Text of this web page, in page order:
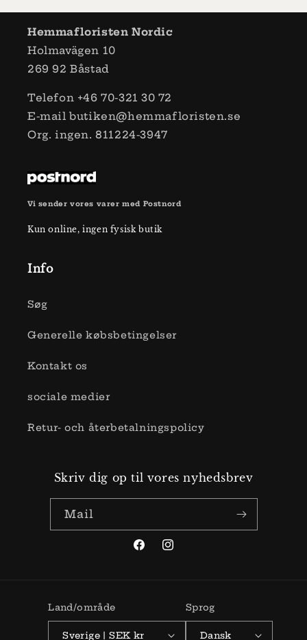
Hemmafloristen Nordic
Holmavägen 10
269 ​​92 Båstad
Telefon +46 70-321 30 72
E-mail butiken@hemmafloristen.se
Org. ingen. 811224-3947
Vi sender vores varer med Postnord
Kun online, ingen fysisk butik
Info
Søg
Generelle købsbetingelser
Kontakt os
sociale medier
Retur- och återbetalningspolicy
Skriv dig op til vores nyhedsbrev
Mail
FacebookInstagram
Land/område
Sverige | SEK kr
Sprog
Dansk